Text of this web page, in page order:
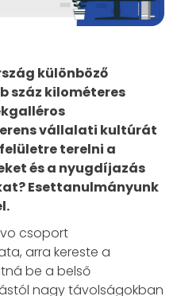
különböző
száz kilométeres
vállalati kultúrát
terelni a
és a nyugdíjazás
Esettanulmányunk
csoport
arra kereste a
be a belső
nagy távolságokban